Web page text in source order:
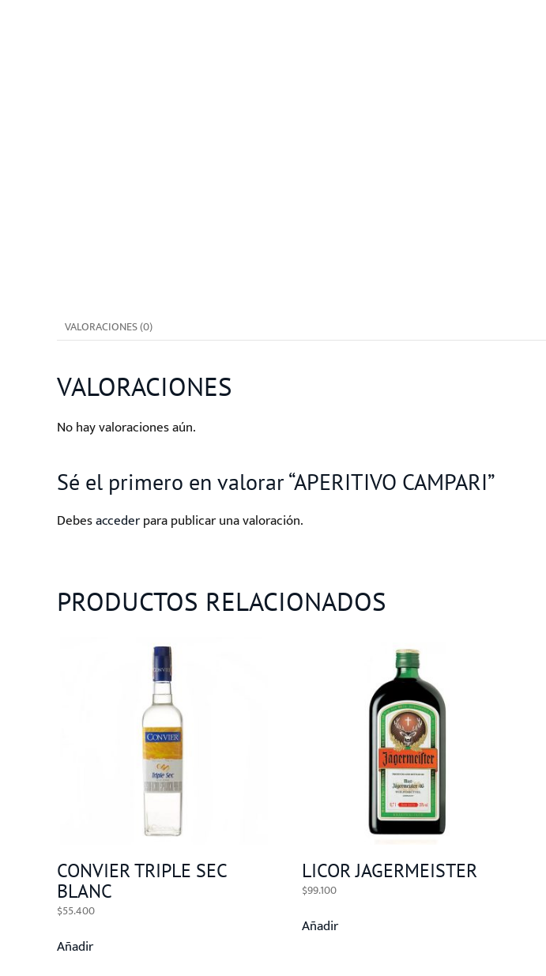
VALORACIONES (0)
VALORACIONES
No hay valoraciones aún.
Sé el primero en valorar “APERITIVO CAMPARI”
Debesaccederpara publicar una valoración.
PRODUCTOS RELACIONADOS
CONVIER TRIPLE SEC
BLANC
$55.400
Añadir
LICOR JAGERMEISTER
$99.100
Añadir